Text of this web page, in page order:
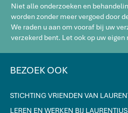
Niet alle onderzoeken en
worden zonder meer vergoed door
We raden u aan om vooraf bij uw
verzekerd bent. Let ook op uw eigen
BEZOEK OOK
STICHTING VRIENDEN VAN
LEREN EN WERKEN BIJ LAURENTIUS